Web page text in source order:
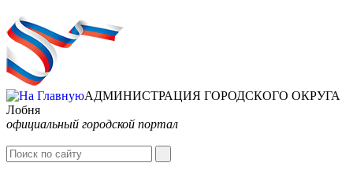
АДМИНИСТРАЦИЯ ГОРОДСКОГО ОКРУГА
Лобня
официальный городской портал